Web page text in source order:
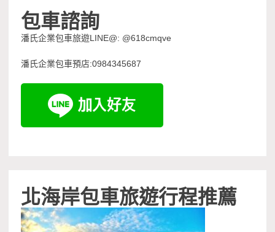
包車諮詢
潘氏企業包車旅遊LINE@: @618cmqve
潘氏企業包車預店:0984345687
北海岸包車旅遊行程推薦